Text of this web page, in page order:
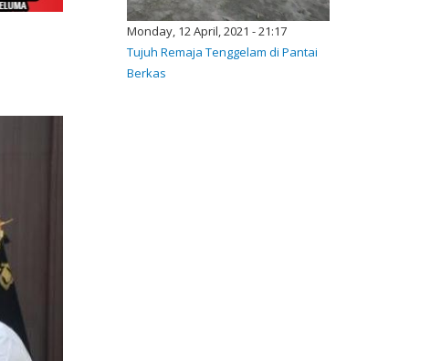
Monday, 12 April, 2021 - 21:17
Tujuh Remaja Tenggelam di Pantai
Berkas